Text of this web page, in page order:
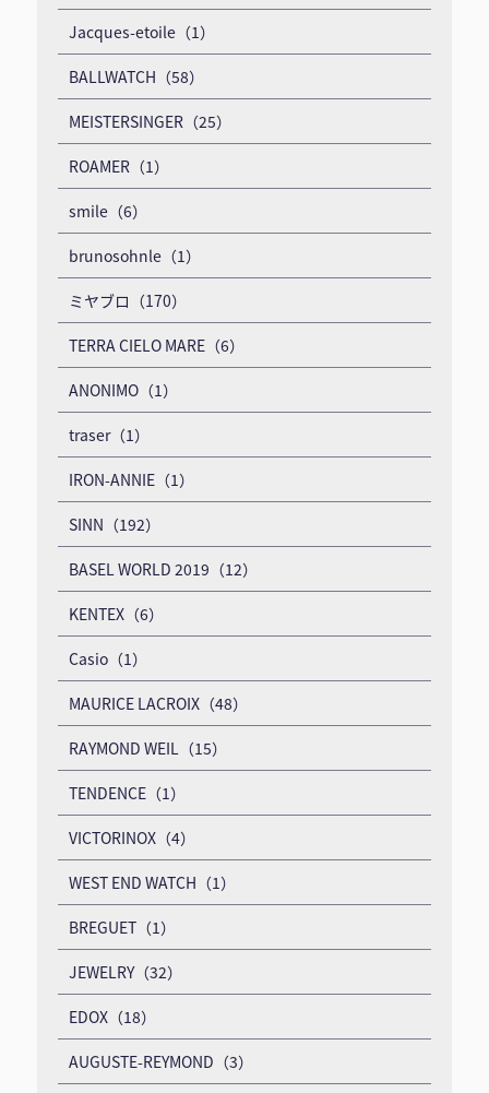
Jacques-etoile（1）
BALLWATCH（58）
MEISTERSINGER（25）
ROAMER（1）
smile（6）
brunosohnle（1）
ミヤブロ（170）
TERRA CIELO MARE（6）
ANONIMO（1）
traser（1）
IRON-ANNIE（1）
SINN（192）
BASEL WORLD 2019（12）
KENTEX（6）
Casio（1）
MAURICE LACROIX（48）
RAYMOND WEIL（15）
TENDENCE（1）
VICTORINOX（4）
WEST END WATCH（1）
BREGUET（1）
JEWELRY（32）
EDOX（18）
AUGUSTE-REYMOND（3）